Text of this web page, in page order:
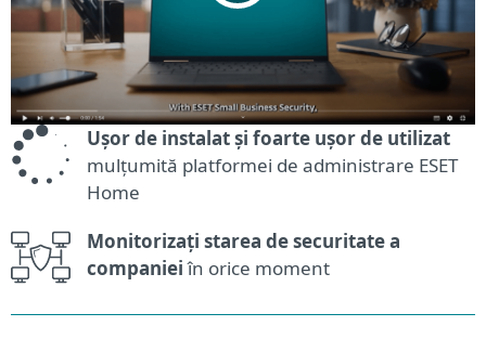
Ușor de instalat și foarte ușor de utilizat
mulțumită platformei de administrare ESET
Home
Monitorizați starea de securitate a
companieiîn orice moment